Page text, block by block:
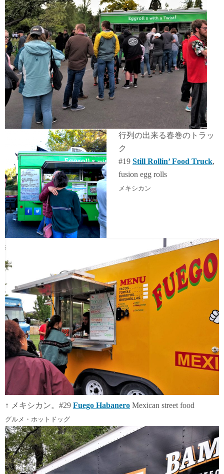
行列の出来る春巻のトラッ
ク
#19 Still Rollin’ Food Truck,
fusion egg rolls
メキシカン
↑ メキシカン。#29 Fuego Habanero Mexican street food
グルメ・ホットドッグ